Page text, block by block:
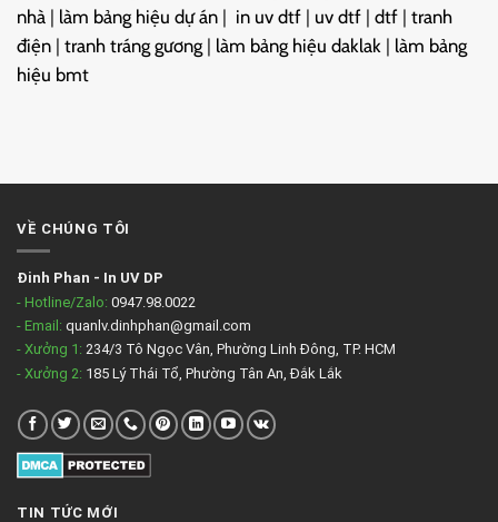
nhà | làm bảng hiệu dự án | in uv dtf | uv dtf | dtf | tranh
điện | tranh tráng gương | làm bảng hiệu daklak | làm bảng
hiệu bmt
VỀ CHÚNG TÔI
Đinh Phan - In UV DP
- Hotline/Zalo: 0947.98.0022
- Email: quanlv.dinhphan@gmail.com
- Xưởng 1: 234/3 Tô Ngọc Vân, Phường Linh Đông, TP. HCM
- Xưởng 2: 185 Lý Thái Tổ, Phường Tân An, Đắk Lắk
TIN TỨC MỚI